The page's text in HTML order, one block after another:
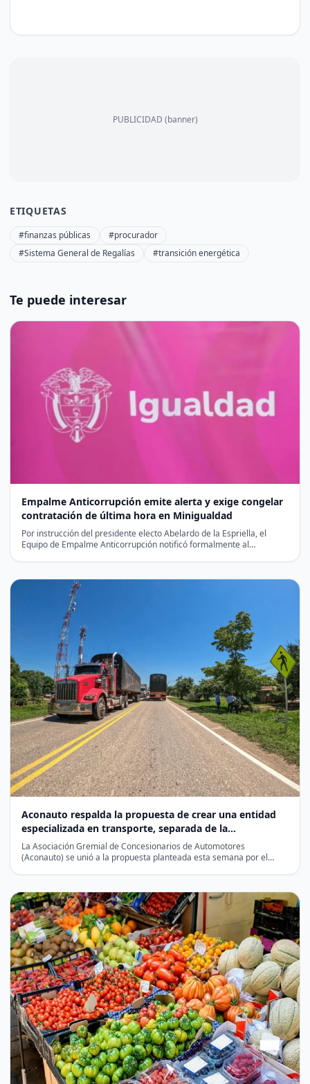
PUBLICIDAD (banner)
ETIQUETAS
#finanzas públicas
#procurador
#Sistema General de Regalías
#transición energética
Te puede interesar
Empalme Anticorrupción emite alerta y exige congelar
contratación de última hora en Minigualdad
Por instrucción del presidente electo Abelardo de la Espriella, el
Equipo de Empalme Anticorrupción notificó formalmente al
Aconauto respalda la propuesta de crear una entidad
especializada en transporte, separada de la
infraestructura vial
La Asociación Gremial de Concesionarios de Automotores
(Aconauto) se unió a la propuesta planteada esta semana por el…